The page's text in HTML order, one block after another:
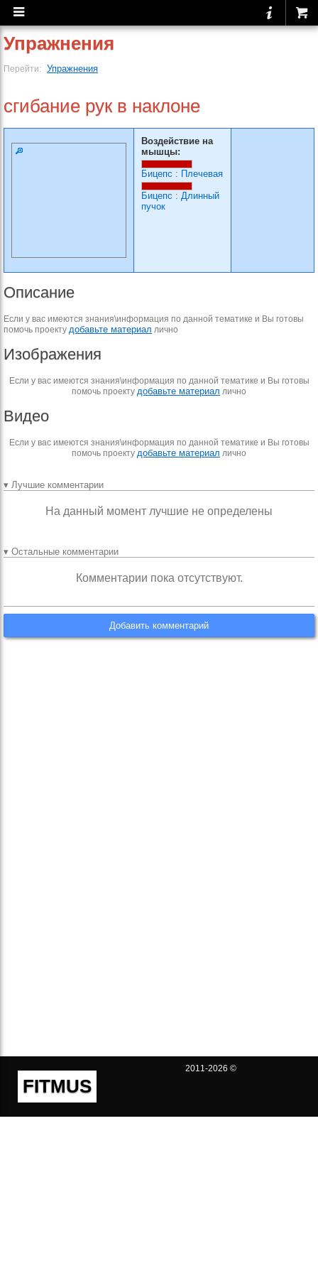
Упражнения
Перейти: Упражнения
сгибание рук в наклоне
Воздействие на
мышцы:
Бицепс : Плечевая
Бицепс : Длинный
пучок
Описание
Если у вас имеются знания\информация по данной тематике и Вы готовы
помочь проекту добавьте материал лично
Изображения
Если у вас имеются знания\информация по данной тематике и Вы готовы
помочь проекту добавьте материал лично
Видео
Если у вас имеются знания\информация по данной тематике и Вы готовы
помочь проекту добавьте материал лично
▾ Лучшие комментарии
На данный момент лучшие не определены
▾ Остальные комментарии
Комментарии пока отсутствуют.
Добавить комментарий
FITMUS
2011-2026 ©